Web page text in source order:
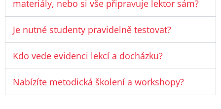
materiály, nebo si vše připravuje lektor sám?
Je nutné studenty pravidelně testovat?
Kdo vede evidenci lekcí a docházku?
Nabízíte metodická školení a workshopy?